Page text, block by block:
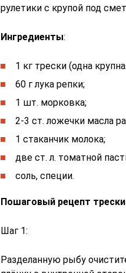
рулетики с крупой под
Ингредиенты:
1 кг трески (одна
60 г лука репки;
1 шт. морковка;
2-3 ст. ложечки масла
1 стаканчик молока;
две ст. л. томатной
соль, специи.
Пошаговый рецепт
Шаг 1:
Разделанную рыбу